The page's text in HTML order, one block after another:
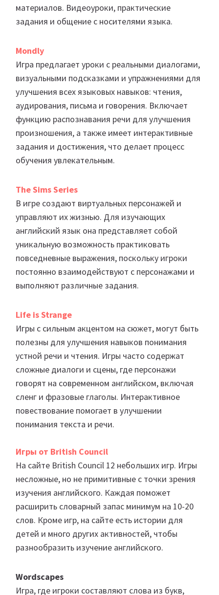
материалов. Видеоуроки, практические
задания и общение с носителями языка.
Mondly
Игра предлагает уроки с реальными диалогами,
визуальными подсказками и упражнениями для
улучшения всех языковых навыков: чтения,
аудирования, письма и говорения. Включает
функцию распознавания речи для улучшения
произношения, а также имеет интерактивные
задания и достижения, что делает процесс
обучения увлекательным.
The Sims Series
В игре создают виртуальных персонажей и
управляют их жизнью. Для изучающих
английский язык она представляет собой
уникальную возможность практиковать
повседневные выражения, поскольку игроки
постоянно взаимодействуют с персонажами и
выполняют различные задания.
Life is Strange
Игры с сильным акцентом на сюжет, могут быть
полезны для улучшения навыков понимания
устной речи и чтения. Игры часто содержат
сложные диалоги и сцены, где персонажи
говорят на современном английском, включая
сленг и фразовые глаголы. Интерактивное
повествование помогает в улучшении
понимания текста и речи.
Игры от British Council
На сайте British Council 12 небольших игр. Игры
несложные, но не примитивные с точки зрения
изучения английского. Каждая поможет
расширить словарный запас минимум на 10-20
слов. Кроме игр, на сайте есть истории для
детей и много других активностей, чтобы
разнообразить изучение английского.
Wordscapes
Игра, где игроки составляют слова из букв,